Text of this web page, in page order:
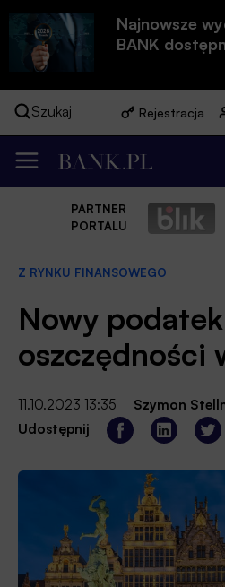
Najnowsze
BANK
Szukaj Rejestracja
PARTNER
PORTALU
Z RYNKU FINANSOWEGO
Nowy
oszczędności
11.10.2023 13:35 Szymon
Udostępnij